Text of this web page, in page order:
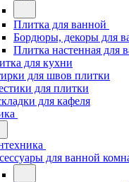
Плитка для ванной
Бордюры, декоры для
Плитка настенная для
для кухни
для швов плитки
для плитки
для кафеля
для ванной